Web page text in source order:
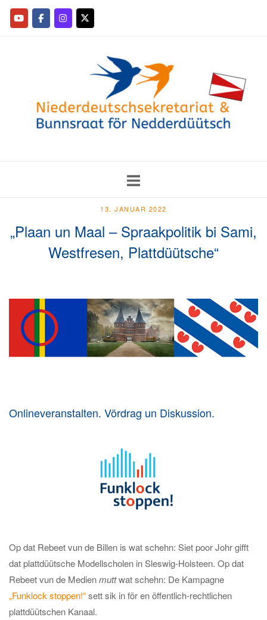
13. JANUAR 2022
„Plaan un Maal – Spraakpolitik bi Sami,
Westfresen, Plattdüütsche“
Onlineveranstalten. Vördrag un Diskussion.
Op dat Rebeet vun de Billen is wat schehn: Siet poor Johr gifft
dat plattdüütsche Modellscholen in Sleswig-Holsteen. Op dat
Rebeet vun de Medienmuttwat schehn: De Kampagne
„Funklock stoppen!“sett sik in för en öffentlich-rechtlichen
plattdüütschen Kanaal.